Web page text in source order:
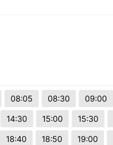
08:05 08:30 09:00
14:30 15:00 15:30
18:40 18:50 19:00